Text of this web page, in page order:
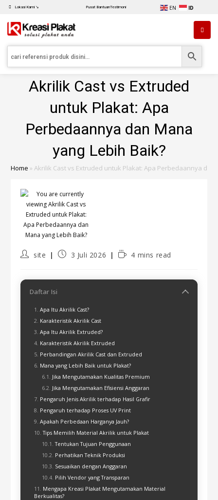
Lokasi Kami ↘ Pusat BantuanTestimoni EN ID
Akrilik Cast vs Extruded
untuk Plakat: Apa
Perbedaannya dan Mana
yang Lebih Baik?
Home »Akrilik Cast vs Extruded untuk Plakat: Apa Perbedaannya dan
site 3 Juli 2026 4 mins read
Daftar Isi
Apa Itu Akrilik Cast?
Karakteristik Akrilik Cast
Apa Itu Akrilik Extruded?
Karakteristik Akrilik Extruded
Perbandingan Akrilik Cast dan Extruded
Mana yang Lebih Baik untuk Plakat?
Jika Mengutamakan Kualitas Premium
Jika Mengutamakan Efisiensi Anggaran
Pengaruh Jenis Akrilik terhadap Hasil Grafir
Pengaruh terhadap Proses UV Print
Apakah Perbedaan Harganya Jauh?
Tips Memilih Material Akrilik untuk Plakat
Tentukan Tujuan Penggunaan
Perhatikan Teknik Produksi
Sesuaikan dengan Anggaran
Pilih Vendor yang Transparan
Mengapa Kreasi Plakat Mengutamakan Material
Berkualitas?